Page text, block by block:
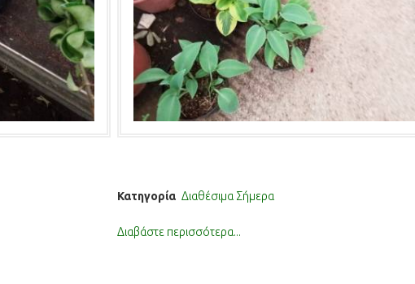
Κατηγορία Διαθέσιμα Σήμερα
Διαβάστε περισσότερα...